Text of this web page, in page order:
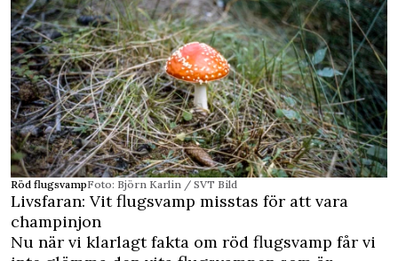
Röd flugsvampFoto: Björn Karlin / SVT Bild
Livsfaran: Vit flugsvamp misstas för att vara
champinjon
Nu när vi klarlagt fakta om röd flugsvamp får vi